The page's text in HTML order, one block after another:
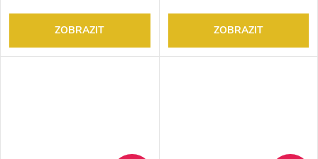
ZOBRAZIT ZOBRAZIT